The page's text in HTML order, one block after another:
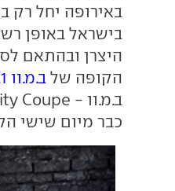
באירופה יחל רק
היצרן ובהתאם
הקופה של ב.מ.וו X1
כבר מיום שישי הקרוב,